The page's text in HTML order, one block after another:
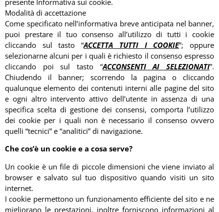
Modalità di accettazione
Come specificato nell’informativa breve anticipata nel banner,
puoi prestare il tuo consenso all’utilizzo di tutti i cookie
cliccando sul tasto “ACCETTA TUTTI I COOKIE”; oppure
selezionarne alcuni per i quali è richiesto il consenso espresso
cliccando poi sul tasto “ACCONSENTI AI SELEZIONATI”.
Chiudendo il banner; scorrendo la pagina o cliccando
qualunque elemento dei contenuti interni alle pagine del sito
e ogni altro intervento attivo dell’utente in assenza di una
specifica scelta di gestione dei consensi, comporta l’utilizzo
dei cookie per i quali non è necessario il consenso ovvero
quelli “tecnici” e “analitici” di navigazione.
Che cos’è un cookie e a cosa serve?
Un cookie è un file di piccole dimensioni che viene inviato al
browser e salvato sul tuo dispositivo quando visiti un sito
internet.
I cookie permettono un funzionamento efficiente del sito e ne
migliorano le prestazioni, inoltre forniscono informazioni al